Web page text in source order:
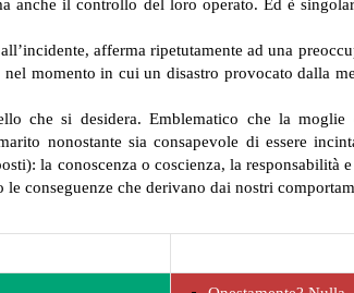
anche il controllo del loro operato. Ed è
afferma ripetutamente ad una
momento in cui un disastro provocato dalla
che si desidera. Emblematico che la moglie
nonostante sia consapevole di essere
la conoscenza o coscienza, la responsabilità
conseguenze che derivano dai nostri